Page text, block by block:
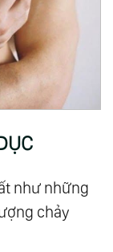
như những
chảy